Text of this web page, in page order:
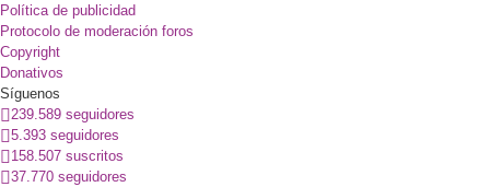
Política de publicidad
Protocolo de moderación foros
Copyright
Donativos
Síguenos
239.589 seguidores
5.393 seguidores
158.507 suscritos
37.770 seguidores